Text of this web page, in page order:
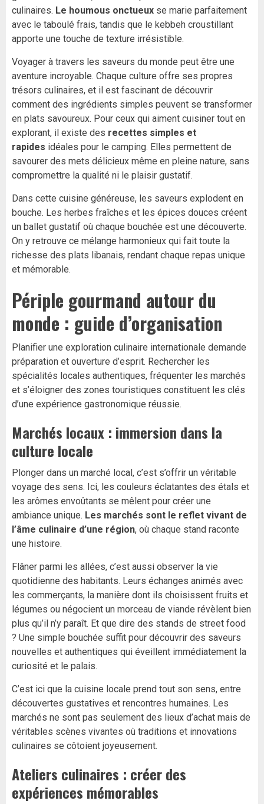
culinaires. Le houmous onctueux se marie parfaitement
avec le taboulé frais, tandis que le kebbeh croustillant
apporte une touche de texture irrésistible.
Voyager à travers les saveurs du monde peut être une
aventure incroyable. Chaque culture offre ses propres
trésors culinaires, et il est fascinant de découvrir
comment des ingrédients simples peuvent se transformer
en plats savoureux. Pour ceux qui aiment cuisiner tout en
explorant, il existe des recettes simples et
rapides idéales pour le camping. Elles permettent de
savourer des mets délicieux même en pleine nature, sans
compromettre la qualité ni le plaisir gustatif.
Dans cette cuisine généreuse, les saveurs explodent en
bouche. Les herbes fraîches et les épices douces créent
un ballet gustatif où chaque bouchée est une découverte.
On y retrouve ce mélange harmonieux qui fait toute la
richesse des plats libanais, rendant chaque repas unique
et mémorable.
Périple gourmand autour du
monde : guide d’organisation
Planifier une exploration culinaire internationale demande
préparation et ouverture d’esprit. Rechercher les
spécialités locales authentiques, fréquenter les marchés
et s’éloigner des zones touristiques constituent les clés
d’une expérience gastronomique réussie.
Marchés locaux : immersion dans la
culture locale
Plonger dans un marché local, c’est s’offrir un véritable
voyage des sens. Ici, les couleurs éclatantes des étals et
les arômes envoûtants se mêlent pour créer une
ambiance unique. Les marchés sont le reflet vivant de
l’âme culinaire d’une région, où chaque stand raconte
une histoire.
Flâner parmi les allées, c’est aussi observer la vie
quotidienne des habitants. Leurs échanges animés avec
les commerçants, la manière dont ils choisissent fruits et
légumes ou négocient un morceau de viande révèlent bien
plus qu’il n’y paraît. Et que dire des stands de street food
? Une simple bouchée suffit pour découvrir des saveurs
nouvelles et authentiques qui éveillent immédiatement la
curiosité et le palais.
C’est ici que la cuisine locale prend tout son sens, entre
découvertes gustatives et rencontres humaines. Les
marchés ne sont pas seulement des lieux d’achat mais de
véritables scènes vivantes où traditions et innovations
culinaires se côtoient joyeusement.
Ateliers culinaires : créer des
expériences mémorables